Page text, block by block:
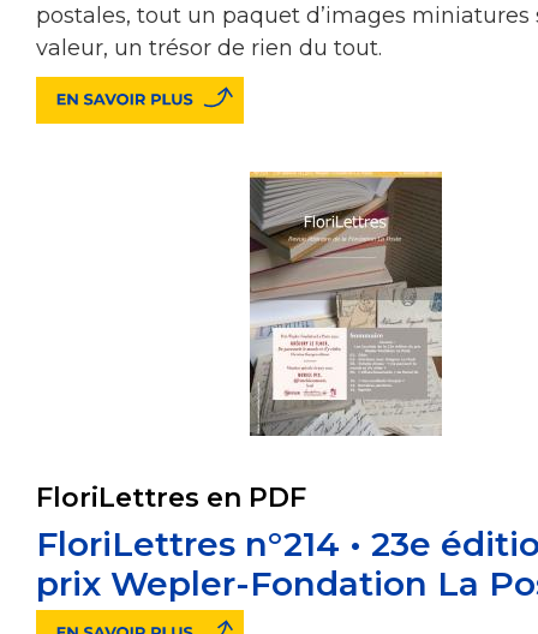
postales, tout un paquet d’images miniatures
valeur, un trésor de rien du tout.
FloriLettres en PDF
FloriLettres n°214 • 23e
prix Wepler-Fondation La